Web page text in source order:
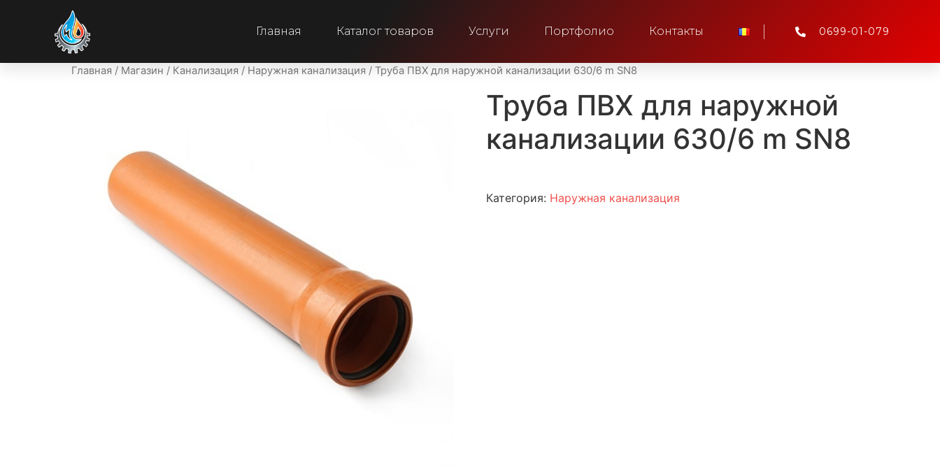
Главная Каталог товаров Услуги Портфолио Контакты 0699-01-079
Главная / Магазин / Канализация / Наружная канализация / Труба ПВХ для наружной канализации 630/6 m SN8
Труба ПВХ для наружной
канализации 630/6 m SN8
Категория: Наружная канализация